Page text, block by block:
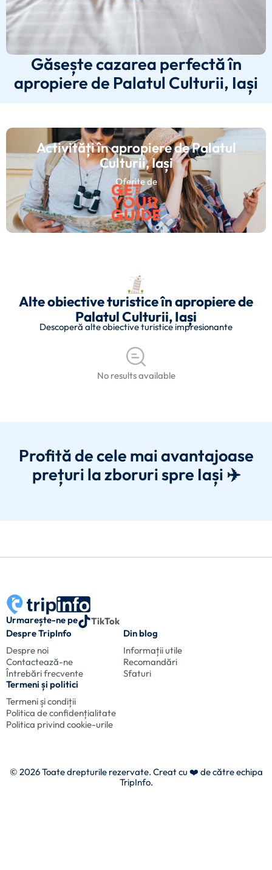
Găsește cazarea perfectă în
apropiere de Palatul Culturii, Iași
Activități în apropiere de Palatul
Culturii, Iași
Oferite de
Alte obiective turistice în apropiere de
Palatul Culturii, Iași
Descoperă alte obiective turistice impresionante
No results available
Profită de cele mai avantajoase
prețuri la zboruri spre Iași ✈️
Urmarește-ne pe
TikTok
Despre TripInfo
Despre noi
Contactează-ne
Întrebări frecvente
Din blog
Informații utile
Recomandări
Sfaturi
Termeni și politici
Termeni și condiții
Politica de confidențialitate
Politica privind cookie-urile
© 2026 Toate drepturile rezervate. Creat cu ❤️ de către echipa
TripInfo.